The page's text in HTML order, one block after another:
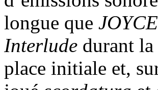
longue que JOYCE
Interlude durant
place initiale et,